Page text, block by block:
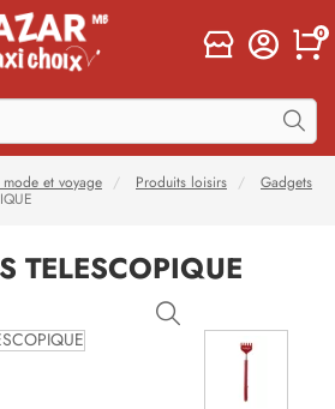
0
et voyage Produits loisirs
Gadgets
TELESCOPIQUE